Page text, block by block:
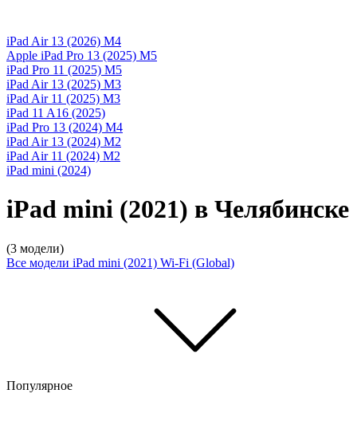
iPad Air 13 (2026) M4
Apple iPad Pro 13 (2025) M5
iPad Pro 11 (2025) M5
iPad Air 13 (2025) M3
iPad Air 11 (2025) M3
iPad 11 A16 (2025)
iPad Pro 13 (2024) M4
iPad Air 13 (2024) M2
iPad Air 11 (2024) M2
iPad mini (2024)
iPad mini (2021) в Челябинске
(3 модели)
Все модели iPad mini (2021) Wi-Fi (Global)
Популярное